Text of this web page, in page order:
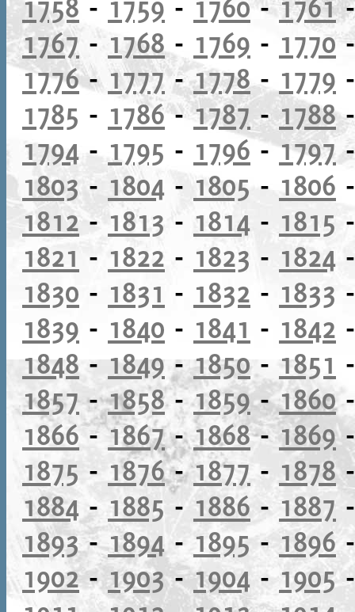
1767- 1768 - 1769 - 1770
1776- 1777-1778- 1779
1785 - 1786-1787-1788
1794 - 1795 - 1796-1797
1803- 1804 - 1805 - 1806
1812-1813 - 1814 - 1815
1821 - 1822 - 1823 - 1824
1830 - 1831 - 1832 - 1833
1839 - 1840 - 1841 - 1842
1848 - 1849 -1850- 1851
1857-1858-1859-1860
1866-1867-1868-1869
1875 - 1876-1877 - 1878
1884 -1885 - 1886 - 1887
1893-1894- 1895- 1896
1902-1903-1904-1905